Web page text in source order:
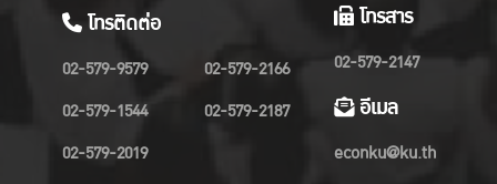
โทรติดต่อ
02-579-9579
02-579-1544
02-579-2019
02-579-2166
02-579-2187
โทรสาร
02-579-2147
อีเมล
econku@ku.th